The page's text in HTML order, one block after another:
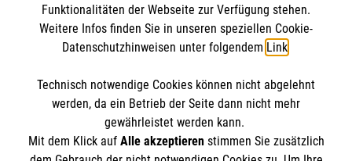
Malteserorden
Sharepoint
Spendenkonto
Empfänger: Malteser Hilfsdienst e.V.
IBAN: DE71 3706 0120 1201 2160 83
So finden Sie uns
Industriestraße 26
Funktionalitäten der Webseite zur Verfügung stehen.
Weitere Infos finden Sie in unseren speziellen Cookie-
Datenschutzhinweisen unter folgendem Link.
Technisch notwendige Cookies können nicht abgelehnt
werden, da ein Betrieb der Seite dann nicht mehr
gewährleistet werden kann.
Mit dem Klick auf Alle akzeptierenstimmen Sie zusätzlich